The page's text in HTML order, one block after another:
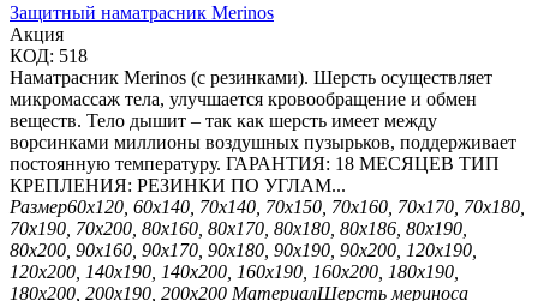
Защитный наматрасник Merinos
Aкция
КОД: 518
Наматрасник Merinos (с резинками). Шерсть осуществляет
микромассаж тела, улучшается кровообращение и обмен
веществ. Тело дышит – так как шерсть имеет между
ворсинками миллионы воздушных пузырьков, поддерживает
постоянную температуру. ГАРАНТИЯ: 18 МЕСЯЦЕВ ТИП
КРЕПЛЕНИЯ: РЕЗИНКИ ПО УГЛАМ...
Размер60х120, 60х140, 70х140, 70х150, 70х160, 70х170, 70х180,
70х190, 70х200, 80х160, 80х170, 80х180, 80х186, 80х190,
80х200, 90х160, 90х170, 90х180, 90х190, 90х200, 120х190,
120х200, 140х190, 140х200, 160х190, 160х200, 180х190,
180х200, 200х190, 200х200 МатериалШерсть мериноса